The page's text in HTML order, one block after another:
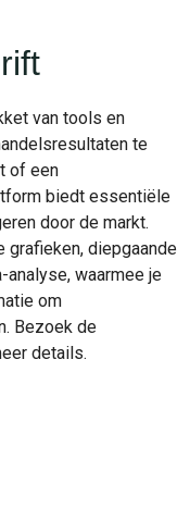
van tools en
te
of een
biedt essentiële
door de markt.
grafieken, diepgaande
waarmee je
om
Bezoek de
details.